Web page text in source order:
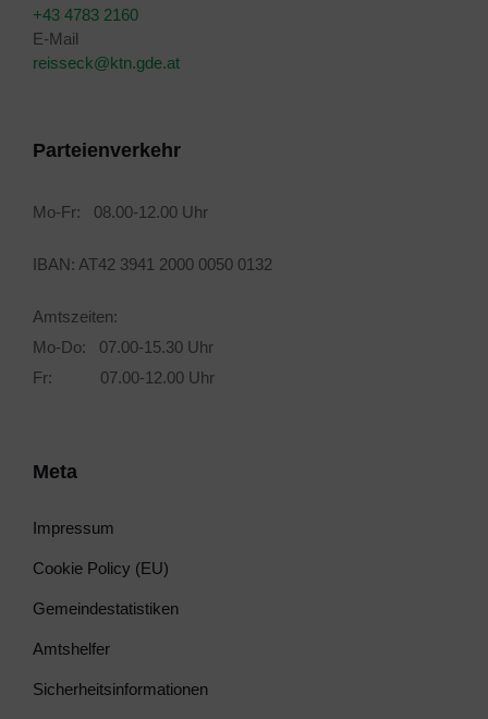
+43 4783 2160
E-Mail
reisseck@ktn.gde.at
Parteienverkehr
Mo-Fr: 08.00-12.00 Uhr
IBAN: AT42 3941 2000 0050 0132
Amtszeiten:
Mo-Do: 07.00-15.30 Uhr
Fr: 07.00-12.00 Uhr
Meta
Impressum
Cookie Policy (EU)
Gemeindestatistiken
Amtshelfer
Sicherheitsinformationen